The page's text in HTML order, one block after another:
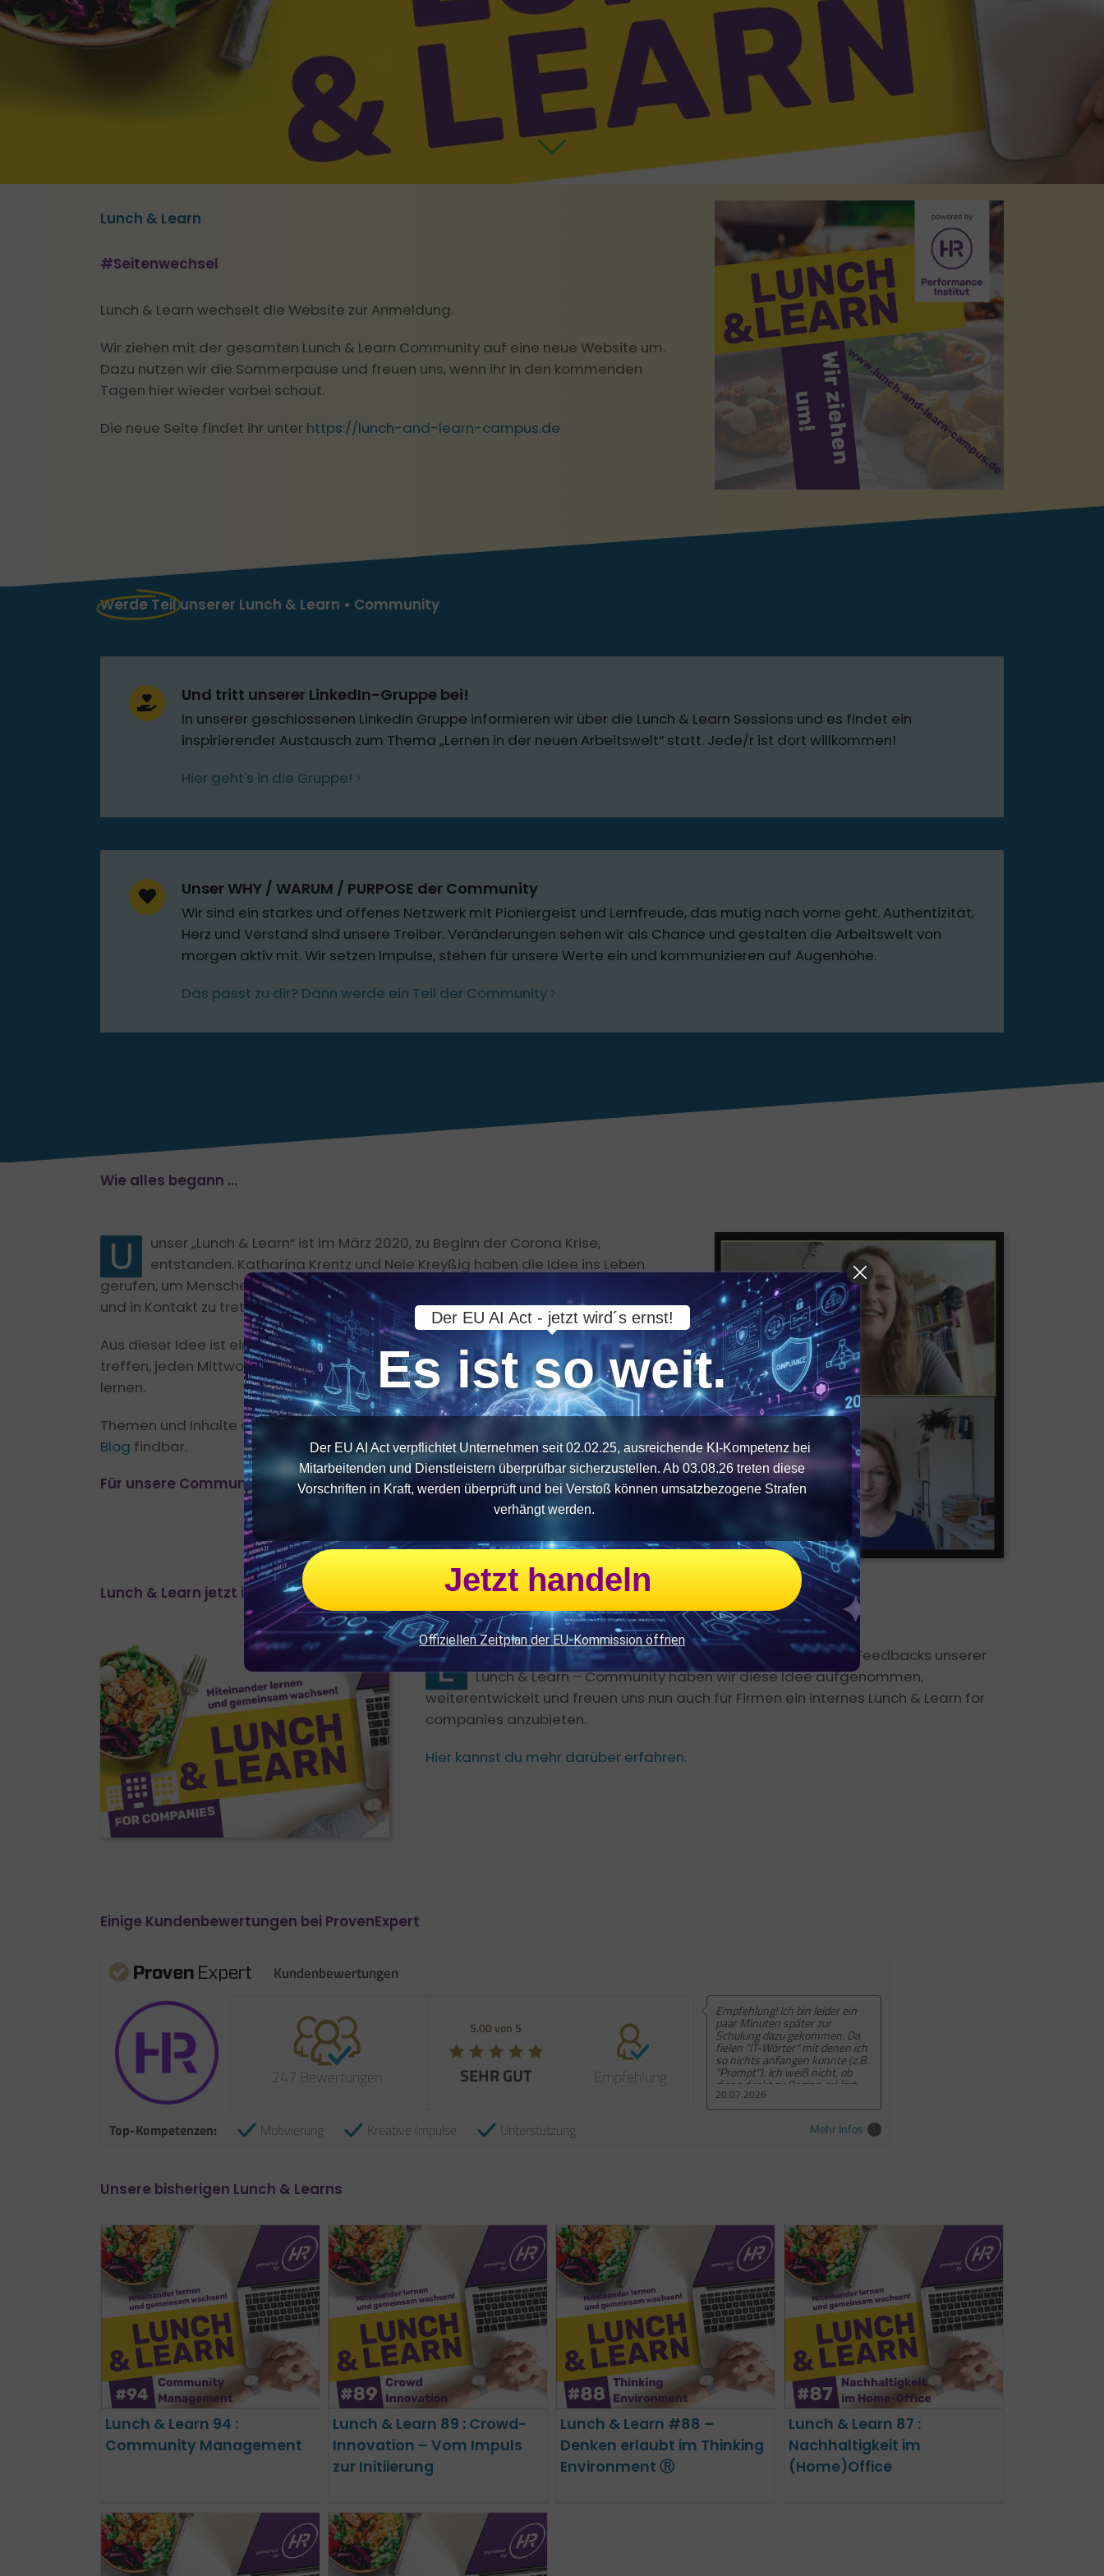
KI & Leadership
KI als FK und im Team clever einsetzen
Leadership Coaching
Mindful Leadership
Leadership Case Studies
Hybride Meetings moderieren Resilienz und Gesundheit
Mindfulness @work
Lunch & Learn
#Seitenwechsel
Lunch & Learn wechselt die Website zur Anmeldung.
Wir ziehen mit der gesamten Lunch & Learn Community auf eine neue Website um.
Dazu nutzen wir die Sommerpause und freuen uns, wenn ihr in den kommenden
Tagen hier wieder vorbei schaut.
Die neue Seite findet ihr unter https://lunch-and-learn-campus.de
Werde Teilunserer Lunch & Learn • Community
Und tritt unserer LinkedIn-Gruppe bei!
In unserer geschlossenen LinkedIn Gruppe informieren wir über die Lunch & Learn Sessions und es findet ein
inspirierender Austausch zum Thema „Lernen in der neuen Arbeitswelt“ statt. Jede/r ist dort willkommen!
Hier geht's in die Gruppe!
Unser WHY / WARUM / PURPOSE der Community
Wir sind ein starkes und offenes Netzwerk mit Pioniergeist und Lernfreude, das mutig nach vorne geht. Authentizität,
Herz und Verstand sind unsere Treiber. Veränderungen sehen wir als Chance und gestalten die Arbeitswelt von
morgen aktiv mit. Wir setzen Impulse, stehen für unsere Werte ein und kommunizieren auf Augenhöhe.
Das passt zu dir? Dann werde ein Teil der Community
Wie alles begann …
U
unser „Lunch & Learn“ ist im März 2020, zu Beginn der Corona Krise,
entstanden. Katharina Krentz und Nele Kreyßig haben die Idee ins Leben
gerufen, um Menschen, die im HomeOffice sind, die Möglichkeit zu geben, zu lernen
und in Kontakt zu treten.
Aus dieser Idee ist eine Community von Menschen geworden, die sich regelmäßig
treffen, jeden Mittwoch von 12:30 – 13:30 Uhr, um zu einem bestimmten Thema zu
lernen.
Themen und Inhalte der bisher gelaufenen Veranstaltungen sind in unserem
Blog findbar.
Für unsere Community ist das Lunch & Learn kostenfrei!
Lunch & Learn jetzt ins Unternehmen holen!
E
rmutigt durch die vielen wunderbaren Anregungen und Feedbacks unserer
Lunch & Learn – Community haben wir diese Idee aufgenommen,
weiterentwickelt und freuen uns nun auch für Firmen ein internes Lunch & Learn for
companies anzubieten.
Hier kannst du mehr darüber erfahren.
Einige Kundenbewertungen bei ProvenExpert
Kundenbewertungen
247 Bewertungen
5.00 von 5
SEHR GUT Empfehlung
09.06.2026
Empfehlung! 5 von 5 Sternen.
Mehr Infos
Top-Kompetenzen: Motivierung Kreative Impulse Unterstützung
Unsere bisherigen Lunch & Learns
Lunch & Learn 94 :
Community Management
Lunch & Learn 89 : Crowd-
Innovation – Vom Impuls
zur Initiierung
Lunch & Learn 89 : Crowd-
Innovation – Vom Impuls
zur Initiierung
Lunch & Learn #88 –
Denken erlaubt im
Thinking Environment Ⓡ
Lunch & Learn #88 –
Denken erlaubt im Thinking
Environment Ⓡ
Lunch & Learn 87 :
Nachhaltigkeit im
(Home)Office
Lunch & Learn 87 :
Nachhaltigkeit im
(Home)Office
Der EU AI Act - jetzt wird´s ernst!
Es ist so weit.
Der EU AI Act verpflichtet Unternehmen seit 02.02.25, ausreichende KI-Kompetenz bei
Mitarbeitenden und Dienstleistern überprüfbar sicherzustellen. Ab 03.08.26 treten diese
Vorschriften in Kraft, werden überprüft und bei Verstoß können umsatzbezogene Strafen
verhängt werden.
Jetzt handeln
Offiziellen Zeitplan der EU-Kommission öffnen